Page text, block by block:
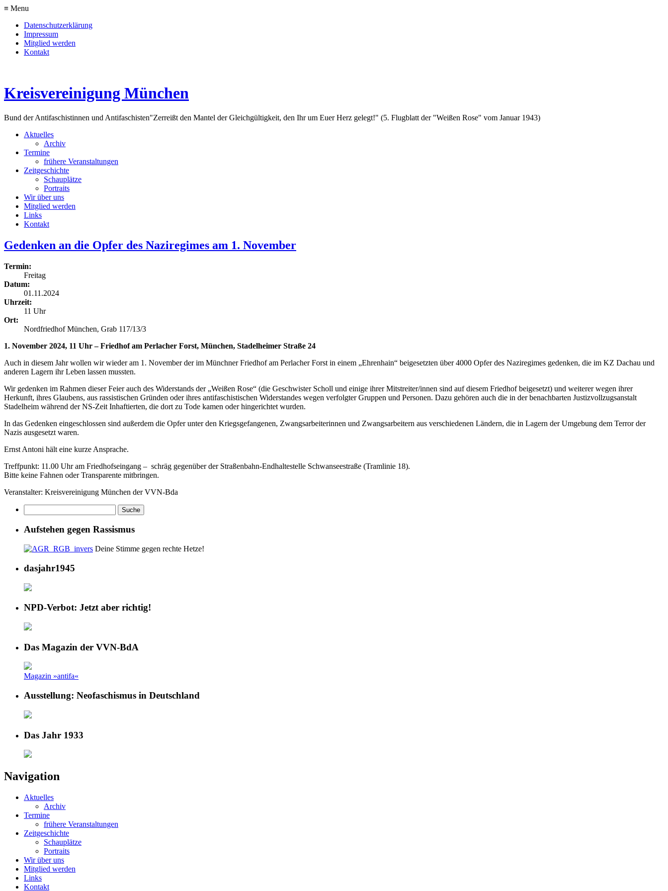
≡ Menu
Datenschutzerklärung
Impressum
Mitglied werden
Kontakt
Kreisvereinigung München
Bund der Antifaschistinnen und Antifaschisten"Zerreißt den Mantel der Gleichgültigkeit, den Ihr um Euer Herz gelegt!" (5. Flugblatt der "Weißen Rose" vom Januar 1943)
Aktuelles
Archiv
Termine
frühere Veranstaltungen
Zeitgeschichte
Schauplätze
Portraits
Wir über uns
Mitglied werden
Links
Kontakt
Gedenken an die Opfer des Naziregimes am 1. November
Termin:
Freitag
Datum:
01.11.2024
Uhrzeit:
11 Uhr
Ort:
Nordfriedhof München, Grab 117/13/3
1. November 2024, 11 Uhr – Friedhof am Perlacher Forst, München, Stadelheimer Straße 24
Auch in diesem Jahr wollen wir wieder am 1. November der im Münchner Friedhof am Perlacher Forst in einem „Ehrenhain“ beigesetzten über 4000 Opfer des Naziregimes gedenken, die im KZ Dachau und
anderen Lagern ihr Leben lassen mussten.
Wir gedenken im Rahmen dieser Feier auch des Widerstands der „Weißen Rose“ (die Geschwister Scholl und einige ihrer Mitstreiter/innen sind auf diesem Friedhof beigesetzt) und weiterer wegen ihrer
Herkunft, ihres Glaubens, aus rassistischen Gründen oder ihres antifaschistischen Widerstandes wegen verfolgter Gruppen und Personen. Dazu gehören auch die in der benachbarten Justizvollzugsanstalt
Stadelheim während der NS-Zeit Inhaftierten, die dort zu Tode kamen oder hingerichtet wurden.
In das Gedenken eingeschlossen sind außerdem die Opfer unter den Kriegsgefangenen, Zwangsarbeiterinnen und Zwangsarbeitern aus verschiedenen Ländern, die in Lagern der Umgebung dem Terror der
Nazis ausgesetzt waren.
Ernst Antoni hält eine kurze Ansprache.
Treffpunkt: 11.00 Uhr am Friedhofseingang – schräg gegenüber der Straßenbahn-Endhaltestelle Schwanseestraße (Tramlinie 18).
Bitte keine Fahnen oder Transparente mitbringen.
Veranstalter: Kreisvereinigung München der VVN-Bda
Aufstehen gegen Rassismus
Deine Stimme gegen rechte Hetze!
dasjahr1945
NPD-Verbot: Jetzt aber richtig!
Das Magazin der VVN-BdA
Magazin »antifa«
Ausstellung: Neofaschismus in Deutschland
Das Jahr 1933
Navigation
Aktuelles
Archiv
Termine
frühere Veranstaltungen
Zeitgeschichte
Schauplätze
Portraits
Wir über uns
Mitglied werden
Links
Kontakt